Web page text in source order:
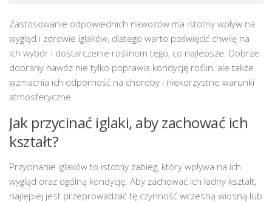
Zastosowanie odpowiednich nawozów ma istotny wpływ na
wygląd i zdrowie iglaków, dlatego warto poświęcić chwilę na
ich wybór i dostarczenie roślinom tego, co najlepsze. Dobrze
dobrany nawóz nie tylko poprawia kondycję roślin, ale także
wzmacnia ich odporność na choroby i niekorzystne warunki
atmosferyczne.
Jak przycinać iglaki, aby zachować ich
kształt?
Przycinanie iglaków to istotny zabieg, który wpływa na ich
wygląd oraz ogólną kondycję. Aby zachować ich ładny kształt,
najlepiej jest przeprowadzać tę czynność wczesną wiosną lub